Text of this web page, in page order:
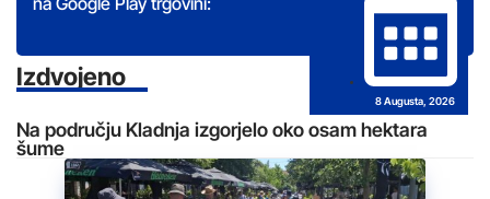
Izdvojeno
8 Augusta, 2026
Na području Kladnja izgorjelo oko osam hektara
šume